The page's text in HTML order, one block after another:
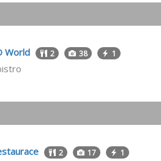
World 2 38 1
2 17 1